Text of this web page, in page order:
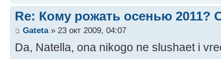
Re: Кому рожать осенью 2011?
Gateta» 23 окт 2009, 04:07
Da, Natella, ona nikogo ne slushaet i